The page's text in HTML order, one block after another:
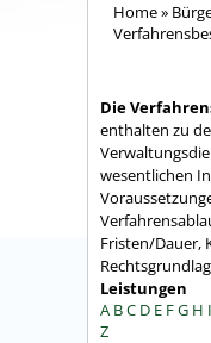
Home»
Die
enthalten zu
wesentlichen
Fristen/Dauer,
Leistungen
A BC D E FG H I
Z